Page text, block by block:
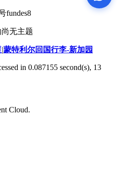
fundes8
无主题
|蒙特利尔回国行李-新加园
in 0.087155 second(s), 13
Cloud.